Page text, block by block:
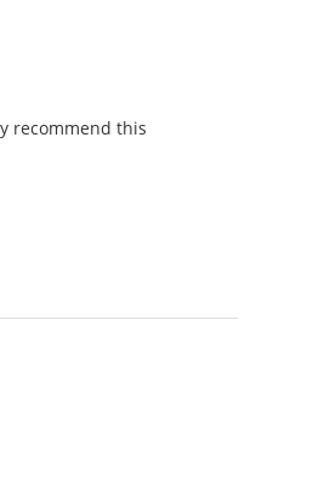
recommend this